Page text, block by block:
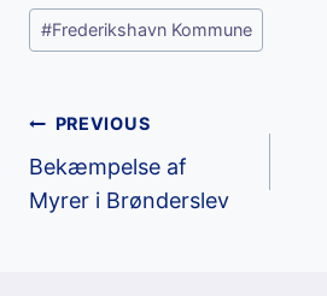
Post
Tags:
#Frederikshavn Kommune
Post
navigation
PREVIOUS
Bekæmpelse af
Myrer i Brønderslev